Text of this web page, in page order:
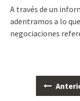
A través de un
adentramos a lo
negociaciones